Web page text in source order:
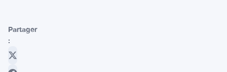
Partager
: